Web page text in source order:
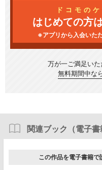
ドコモの
はじめての方
※アプリから入会いた
万が一ご満足い
無料期間中な
関連ブック（電子書
この作品を電子書籍で